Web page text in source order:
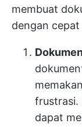
membuat
dengan cepat
frustrasi.
dapat